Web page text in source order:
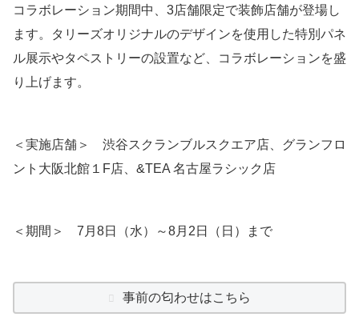
コラボレーション期間中、3店舗限定で装飾店舗が登場し
ます。タリーズオリジナルのデザインを使用した特別パネ
ル展示やタペストリーの設置など、コラボレーションを盛
り上げます。
＜実施店舗＞ 渋谷スクランブルスクエア店、グランフロ
ント大阪北館１F店、&TEA 名古屋ラシック店
＜期間＞ 7月8日（水）～8月2日（日）まで
事前の匂わせはこちら